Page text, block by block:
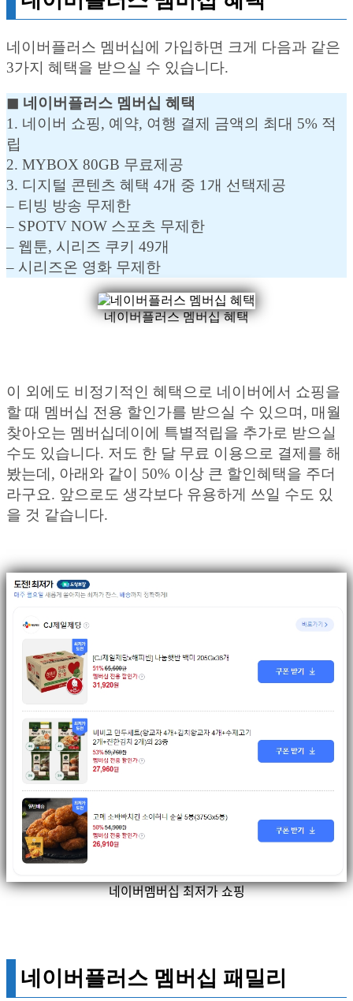
네이버플러스 멤버십에 가입하면 크게 다음과 같은
3가지 혜택을 받으실 수 있습니다.
◼︎ 네이버플러스 멤버십 혜택
1. 네이버 쇼핑, 예약, 여행 결제 금액의 최대 5% 적
립
2. MYBOX 80GB 무료제공
3. 디지털 콘텐츠 혜택 4개 중 1개 선택제공
– 티빙 방송 무제한
– SPOTV NOW 스포츠 무제한
– 웹툰, 시리즈 쿠키 49개
– 시리즈온 영화 무제한
네이버플러스 멤버십 혜택
이 외에도 비정기적인 혜택으로 네이버에서 쇼핑을
할 때 멤버십 전용 할인가를 받으실 수 있으며, 매월
찾아오는 멤버십데이에 특별적립을 추가로 받으실
수도 있습니다. 저도 한 달 무료 이용으로 결제를 해
봤는데, 아래와 같이 50% 이상 큰 할인혜택을 주더
라구요. 앞으로도 생각보다 유용하게 쓰일 수도 있
을 것 같습니다.
네이버멤버십 최저가 쇼핑
네이버플러스 멤버십 패밀리